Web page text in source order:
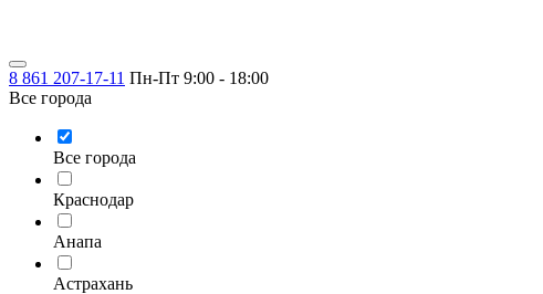
8 861 207-17-11 Пн-Пт 9:00 - 18:00
Все города
Все города
Краснодар
Анапа
Астрахань